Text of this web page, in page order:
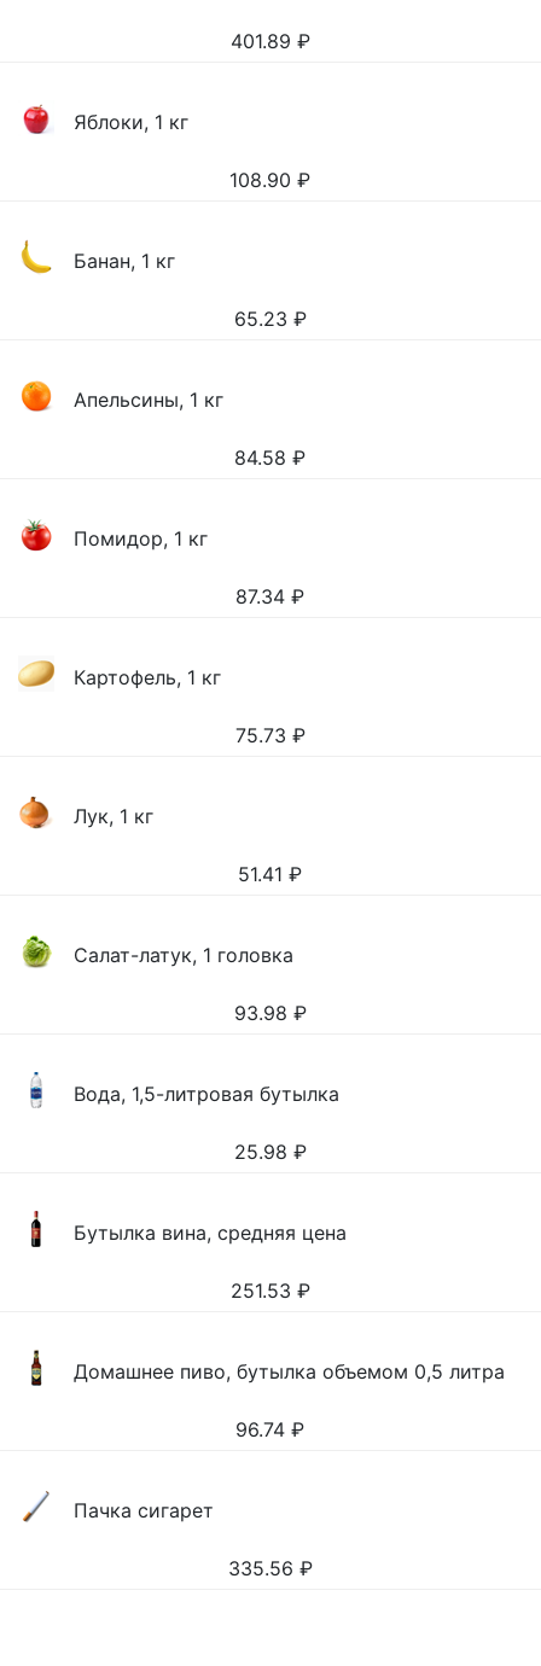
401.89 ₽
Яблоки, 1 кг
108.90 ₽
Банан, 1 кг
65.23 ₽
Апельсины, 1 кг
84.58 ₽
Помидор, 1 кг
87.34 ₽
Картофель, 1 кг
75.73 ₽
Лук, 1 кг
51.41 ₽
Салат-латук, 1 головка
93.98 ₽
Вода, 1,5-литровая бутылка
25.98 ₽
Бутылка вина, средняя цена
251.53 ₽
Домашнее пиво, бутылка объемом 0,5 литра
96.74 ₽
Пачка сигарет
335.56 ₽